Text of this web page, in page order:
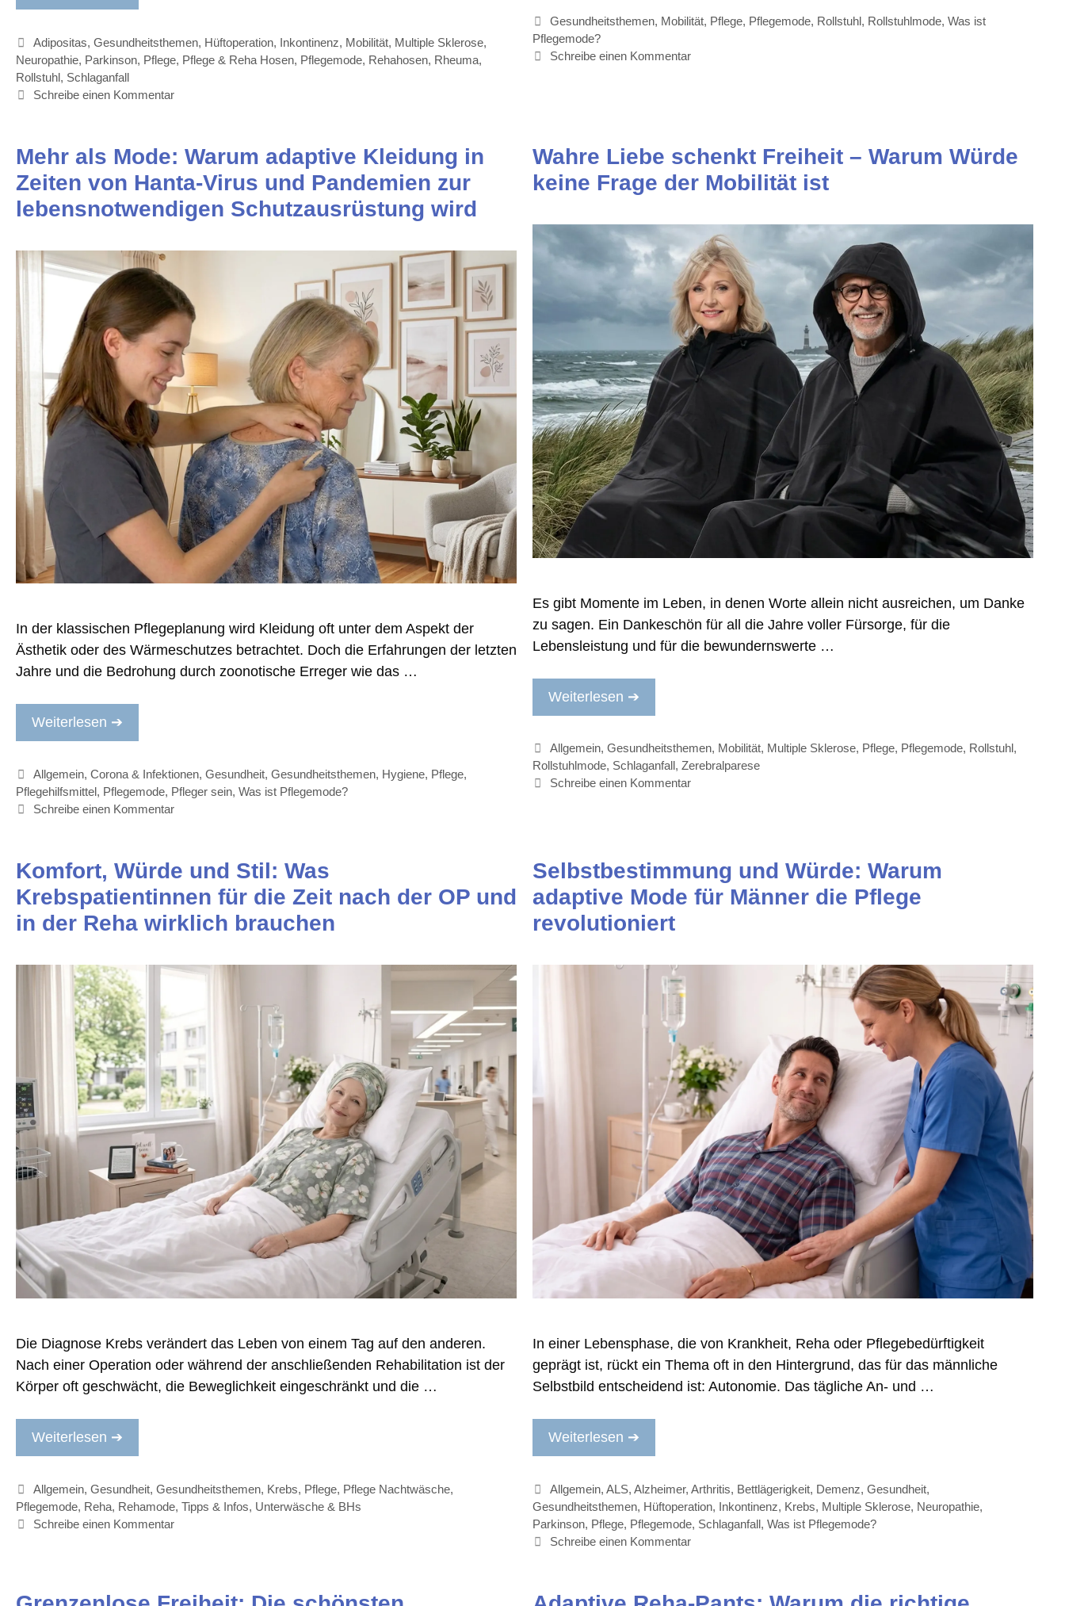
Kategorien
Adipositas,Gesundheitsthemen, Hüftoperation, Inkontinenz, Mobilität, Multiple Sklerose,
Neuropathie, Parkinson, Pflege, Pflege & Reha Hosen, Pflegemode, Rehahosen, Rheuma,
Rollstuhl, Schlaganfall
Schreibe einen Kommentar
Kategorien
Gesundheitsthemen, Mobilität, Pflege, Pflegemode, Rollstuhl, Rollstuhlmode,Was ist
Pflegemode?
Schreibe einen Kommentar
Mehr als Mode: Warum adaptive Kleidung in
Zeiten von Hanta-Virus und Pandemien zur
lebensnotwendigen Schutzausrüstung wird
In der klassischen Pflegeplanung wird Kleidung oft unter dem Aspekt der
Ästhetik oder des Wärmeschutzes betrachtet. Doch die Erfahrungen der letzten
Jahre und die Bedrohung durch zoonotische Erreger wie das …
Weiterlesen ➔
Kategorien
Allgemein,Corona & Infektionen,Gesundheit,Gesundheitsthemen, Hygiene, Pflege,
Pflegehilfsmittel, Pflegemode, Pfleger sein, Was ist Pflegemode?
Schreibe einen Kommentar
Wahre Liebe schenkt Freiheit – Warum Würde
keine Frage der Mobilität ist
Es gibt Momente im Leben, in denen Worte allein nicht ausreichen, um Danke
zu sagen. Ein Dankeschön für all die Jahre voller Fürsorge, für die
Lebensleistung und für die bewundernswerte …
Weiterlesen ➔
Kategorien
Allgemein,Gesundheitsthemen, Mobilität, Multiple Sklerose, Pflege, Pflegemode, Rollstuhl,
Rollstuhlmode, Schlaganfall, Zerebralparese
Schreibe einen Kommentar
Komfort, Würde und Stil: Was
Krebspatientinnen für die Zeit nach der OP und
in der Reha wirklich brauchen
Die Diagnose Krebs verändert das Leben von einem Tag auf den anderen.
Nach einer Operation oder während der anschließenden Rehabilitation ist der
Körper oft geschwächt, die Beweglichkeit eingeschränkt und die …
Weiterlesen ➔
Kategorien
Allgemein,Gesundheit,Gesundheitsthemen, Krebs, Pflege, Pflege Nachtwäsche,
Pflegemode, Reha, Rehamode, Tipps & Infos, Unterwäsche & BHs
Schreibe einen Kommentar
Selbstbestimmung und Würde: Warum
adaptive Mode für Männer die Pflege
revolutioniert
In einer Lebensphase, die von Krankheit, Reha oder Pflegebedürftigkeit
geprägt ist, rückt ein Thema oft in den Hintergrund, das für das männliche
Selbstbild entscheidend ist: Autonomie. Das tägliche An- und …
Weiterlesen ➔
Kategorien
Allgemein,ALS,Alzheimer,Arthritis, Bettlägerigkeit, Demenz,Gesundheit,
Gesundheitsthemen, Hüftoperation, Inkontinenz, Krebs, Multiple Sklerose, Neuropathie,
Parkinson, Pflege, Pflegemode, Schlaganfall, Was ist Pflegemode?
Schreibe einen Kommentar